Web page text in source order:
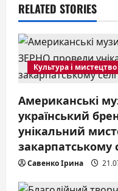
i
g
a
t
i
o
n
RELATED STORIES
Культура і мистецтво
Американські
український
унікальний
закарпатському
Савенко Ірина